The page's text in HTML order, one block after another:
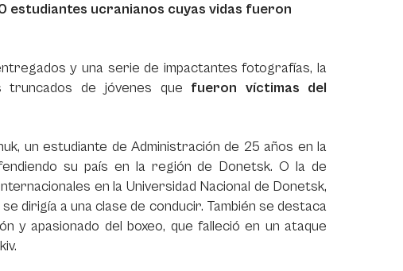
estudiantes ucranianos cuyas vidas fueron
y una serie de impactantes fotografías, la
truncados de jóvenes que fueron víctimas del
un estudiante de Administración de 25 años en la
su país en la región de Donetsk. O la de
en la Universidad Nacional de Donetsk,
dirigía a una clase de conducir. También se destaca
y apasionado del boxeo, que falleció en un ataque